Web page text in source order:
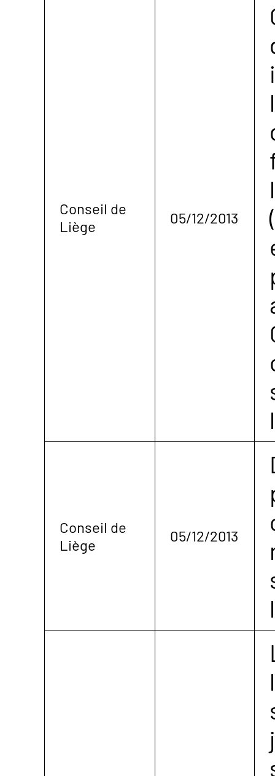
Conseil de
Liège
05/12/2013
Conseil de
Liège
05/12/2013